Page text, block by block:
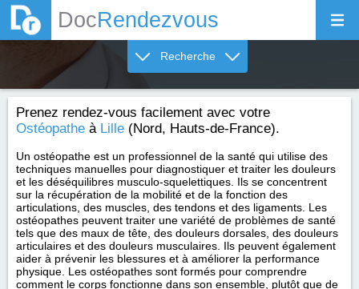
DocRendezvous
Recherche
Prenez rendez-vous facilement avec votre
Ostéopathe à Lille (Nord, Hauts-de-France).
Un ostéopathe est un professionnel de la santé qui utilise des
techniques manuelles pour diagnostiquer et traiter les douleurs
et les déséquilibres musculo-squelettiques. Ils se concentrent
sur la récupération de la mobilité et de la fonction des
articulations, des muscles, des tendons et des ligaments. Les
ostéopathes peuvent traiter une variété de problèmes de santé
tels que des maux de tête, des douleurs dorsales, des douleurs
articulaires et des douleurs musculaires. Ils peuvent également
aider à prévenir les blessures et à améliorer la performance
physique. Les ostéopathes sont formés pour comprendre
comment le corps fonctionne dans son ensemble, plutôt que de